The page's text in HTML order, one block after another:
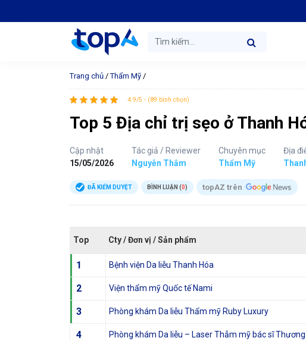
Trang chủ /Thẩm Mỹ /
4.9/5 - (89 bình chọn)
Top 5 Địa chỉ trị sẹo ở Thanh
Cập nhật
15/05/2026
Tác giả / Reviewer
Nguyễn Thắm
Chuyên mục
Thẩm Mỹ
Địa
ĐÃ KIỂM DUYỆT BÌNH LUẬN (0) topAZ trên
Top Cty / Đơn vị / Sản phẩm
1 Bệnh viện Da liễu Thanh Hóa
2 Viện thẩm mỹ Quốc tế Nami
3 Phòng khám Da liễu Thẩm mỹ Ruby Luxury
4 Phòng khám Da liễu – Laser Thẫm mỹ bác sĩ Thương